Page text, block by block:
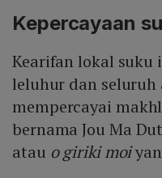
Kepercayaan
Kearifan lokal suku
leluhur dan seluruh
mempercayai
bernama Jou Ma
atau o giriki moi